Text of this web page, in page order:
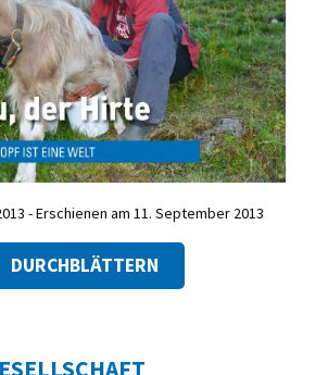
- Erschienen am 11. September 2013
DURCHBLÄTTERN